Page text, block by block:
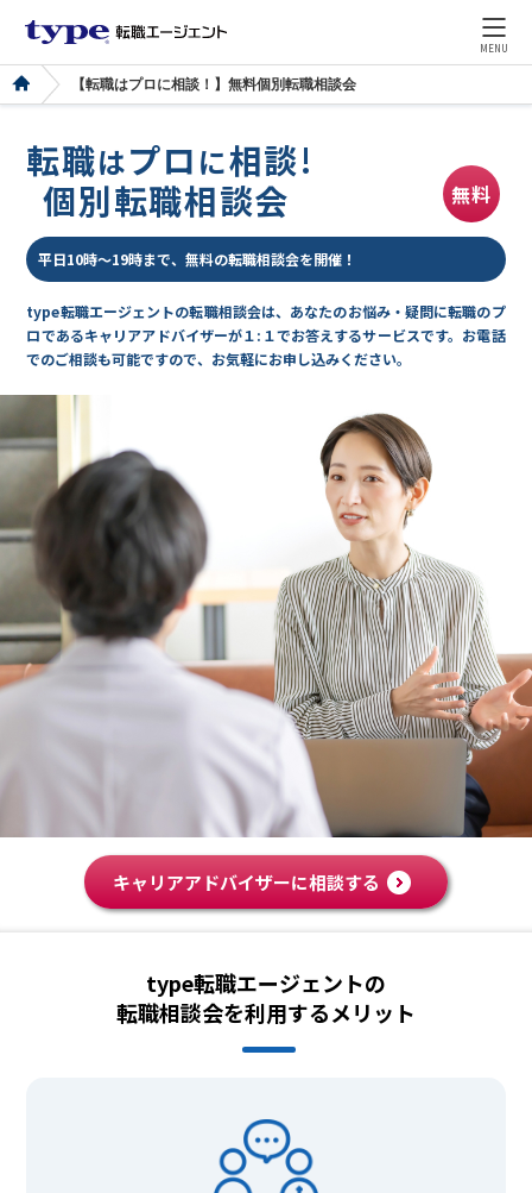
MENU
【転職はプロに相談！】無料個別転職相談会
無料
転職はプロ に相談!
個別転職相談会
平日10時～19時まで、無料の転職相談会を開催！
type転職エージェントの転職相談会は、あなたのお悩み・疑問に転職のプ
ロであるキャリアアドバイザーが１:１でお答えするサービスです。お電話
でのご相談も可能ですので、お気軽にお申し込みください。
キャリアアドバイザーに相談する
type転職エージェントの
転職相談会を利用するメリット